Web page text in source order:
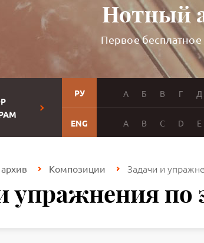
Нотный
Первое
РУ А Б В Г Д
ENG A B C D E
Композиции Задачи и
упражнения